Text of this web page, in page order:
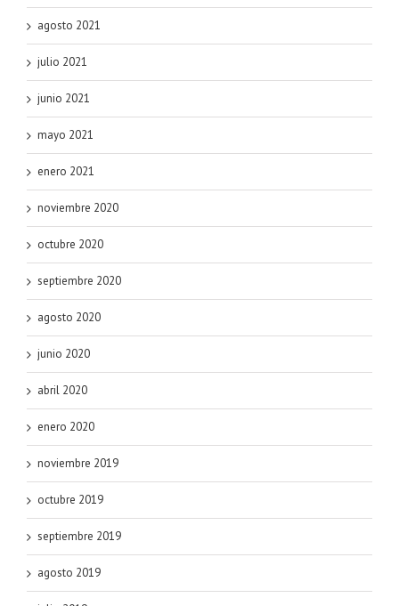
agosto 2021
julio 2021
junio 2021
mayo 2021
enero 2021
noviembre 2020
octubre 2020
septiembre 2020
agosto 2020
junio 2020
abril 2020
enero 2020
noviembre 2019
octubre 2019
septiembre 2019
agosto 2019